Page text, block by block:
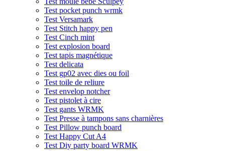
Test pocket punch wrmk
Test Versamark
Test Stitch happy pen
Test Cinch mint
Test explosion board
Test tapis magnétique
Test delicata
Test gp02 avec dies ou foil
Test toile de reliure
Test envelop notcher
Test pistolet à cire
Test gants WRMK
Test Presse à tampons sans charnières
Test Pillow punch board
Test Happy Cut A4
Test Diy party board WRMK